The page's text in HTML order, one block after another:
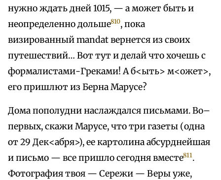
нужно ждать дней 1015, — а может быть и
неопределенно дольше810, пока
визированный mandat вернется из своих
путешествий… Вот тут и делай что хочешь с
формалистами-Греками! А б<ыть> м<ожет>,
его пришлют из Берна Марусе?
Дома пополудни наслаждался письмами. Во–
первых, скажи Марусе, что три газеты (одна
от 29 Дек<абря>), ее картолина абсурднейшая
и письмо — все пришло сегодня вместе811.
Фотография твоя — Сережи — Веры уже,